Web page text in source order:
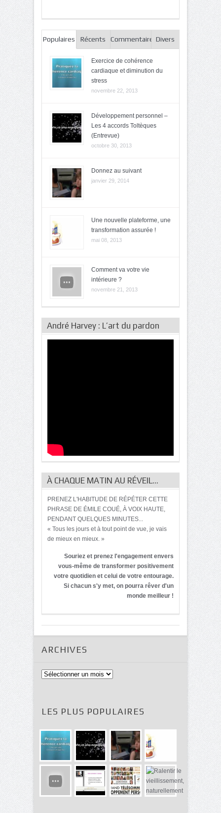
Populaires Récents CommentairesDivers
Exercice de cohérence
cardiaque et diminution du
stress
novembre 22, 2013
Développement personnel –
Les 4 accords Toltèques
(Entrevue)
octobre 30, 2013
Donnez au suivant
janvier 29, 2014
Une nouvelle plateforme, une
transformation assurée !
mai 08, 2013
Comment va votre vie
intérieure ?
novembre 21, 2013
André Harvey : L’art du pardon
À CHAQUE MATIN AU RÉVEIL…
PRENEZ L'HABITUDE DE RÉPÉTER CETTE
PHRASE DE ÉMILE COUÉ, À VOIX HAUTE,
PENDANT QUELQUES MINUTES...
« Tous les jours et à tout point de vue, je vais
de mieux en mieux. »
Souriez et prenez l'engagement envers
vous-même de transformer positivement
votre quotidien et celui de votre entourage.
Si chacun s'y met, on pourra rêver d'un
monde meilleur !
ARCHIVES
Archives
LES PLUS POPULAIRES